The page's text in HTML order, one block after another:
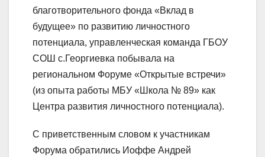
благотворительного фонда «Вклад в
будущее» по развитию личностного
потенциала, управленческая команда ГБОУ
СОШ с.Георгиевка побывала на
региональном Форуме «Открытые встречи»
(из опыта работы МБУ «Школа № 89» как
Центра развития личностного потенциала).
С приветственным словом к участникам
Форума обратились Иоффе Андрей